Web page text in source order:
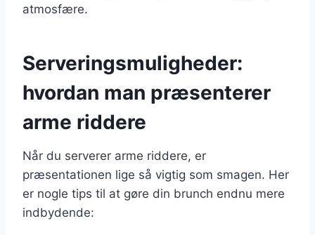
atmosfære.
Serveringsmuligheder:
hvordan man præsenterer
arme riddere
Når du serverer arme riddere, er
præsentationen lige så vigtig som smagen. Her
er nogle tips til at gøre din brunch endnu mere
indbydende: